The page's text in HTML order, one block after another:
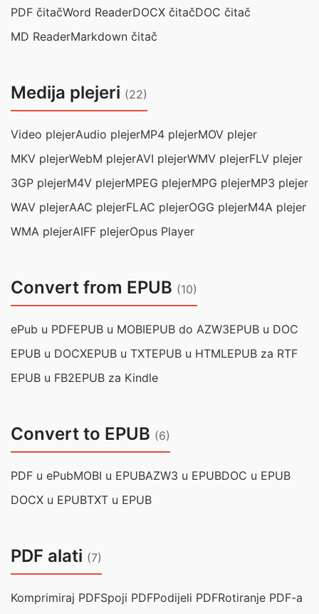
PDF čitačWord ReaderDOCX čitačDOC čitač
MD ReaderMarkdown čitač
Medija plejeri (22)
Video plejerAudio plejerMP4 plejerMOV plejer
MKV plejerWebM plejerAVI plejerWMV plejerFLV plejer
3GP plejerM4V plejerMPEG plejerMPG plejerMP3 plejer
WAV plejerAAC plejerFLAC plejerOGG plejerM4A plejer
WMA plejerAIFF plejerOpus Player
Convert from EPUB (10)
ePub u PDFEPUB u MOBIEPUB do AZW3EPUB u DOC
EPUB u DOCXEPUB u TXTEPUB u HTMLEPUB za RTF
EPUB u FB2EPUB za Kindle
Convert to EPUB (6)
PDF u ePubMOBI u EPUBAZW3 u EPUBDOC u EPUB
DOCX u EPUBTXT u EPUB
PDF alati (7)
Komprimiraj PDFSpoji PDFPodijeli PDFRotiranje PDF-a